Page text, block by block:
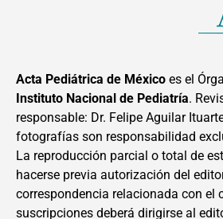
Acta Pediátrica de México es el
Instituto Nacional de Pediatría.
responsable: Dr. Felipe Aguilar
fotografías son responsabilidad
La reproducción parcial o total de
hacerse previa autorización del
correspondencia relacionada con el
suscripciones deberá dirigirse al